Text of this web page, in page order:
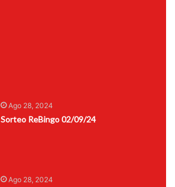
Ago 28, 2024
Sorteo ReBingo 02/09/24
Ago 28, 2024